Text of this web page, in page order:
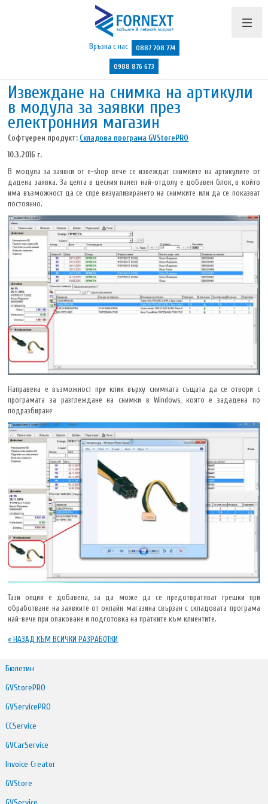
Продукти и цени
Поддръжка
Бюлетин
Полезно
Указания
Контакти
Връзка с нас 0887 708 774
0988 876 673
Извеждане на снимка на артикули
в модула за заявки през
електронния магазин
Софтуерен продукт: Складова програма GVStorePRO
10.3.2016 г.
В модула за заявки от e-shop вече се извеждат снимките на артикулите от
дадена заявка. За целта в десния панел най-отдолу е добавен блок, в който
има възможност да се спре визуализирането на снимките или да се показват
постоянно.
Направена е възможност при клик върху снимката същата да се отвори с
програмата за разглеждане на снимки в Windows, която е зададена по
подразбиране
Тази опция е добавена, за да може да се предотвратяват грешки при
обработване на заявките от онлайн магазина свързан с складовата програма
най-вече при опаковане и подготовка на пратките към клиентите.
« НАЗАД КЪМ ВСИЧКИ РАЗРАБОТКИ
Бюлетин
GVStorePRO
GVServicePRO
CCService
GVCarService
Invoice Creator
GVStore